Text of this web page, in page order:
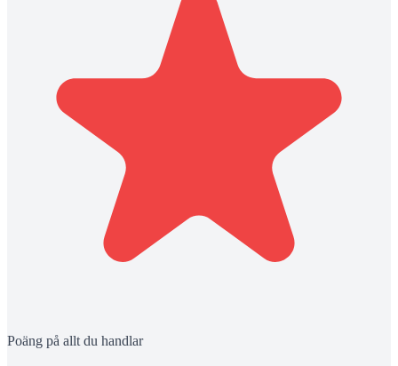
Poäng på allt du handlar